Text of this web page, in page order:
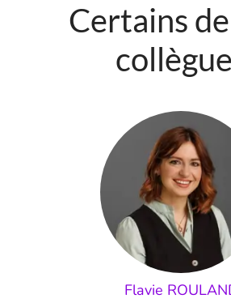
Certains
Flavie